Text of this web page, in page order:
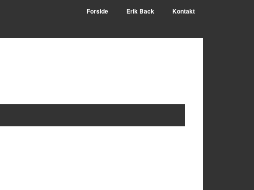
Forside Erik Back Kontakt